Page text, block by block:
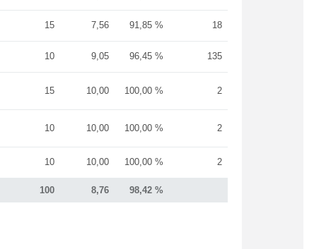
100 8,76 98,42 %
15 7,56 91,85 % 18
10 9,05 96,45 % 135
15 10,00 100,00 % 2
10 10,00 100,00 % 2
10 10,00 100,00 % 2